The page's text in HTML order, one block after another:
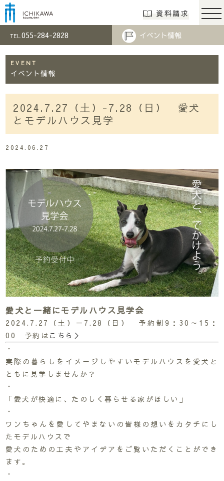
市川工務店 | らしさ
資料請求
TEL.055-284-2828 イベント情報
EVENT
イベント情報
2024.7.27（土）-7.28（日） 愛犬
とモデルハウス見学
2024.06.27
愛犬と一緒にモデルハウス見学会
2024.7.27（土）－7.28（日） 予約制9：30～15：
00 予約は こちら＞
・
実際の暮らしをイメージしやすいモデルハウスを愛犬と
ともに見学しませんか？
・
「愛犬が快適に、たのしく暮らせる家がほしい」
・
ワンちゃんを愛してやまないの皆様の想いをカタチにし
たモデルハウスで
愛犬のための工夫やアイデアをご覧いただくことができ
ます。
・